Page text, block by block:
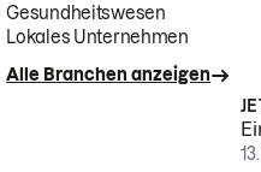
Gesundheitswesen
Lokales Unternehmen
Alle Branchen anzeigen